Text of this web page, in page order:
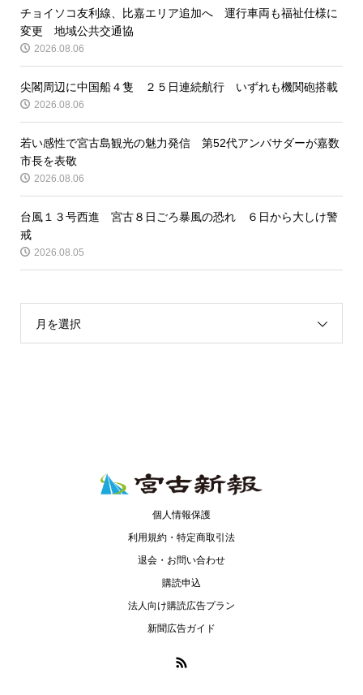
チョイソコ友利線、比嘉エリア追加へ 運行車両も福祉仕様に
変更 地域公共交通協
2026.08.06
尖閣周辺に中国船４隻 ２５日連続航行 いずれも機関砲搭載
2026.08.06
若い感性で宮古島観光の魅力発信 第52代アンバサダーが嘉数
市長を表敬
2026.08.06
台風１３号西進 宮古８日ごろ暴風の恐れ ６日から大しけ警
戒
2026.08.05
月を選択
個人情報保護
利用規約・特定商取引法
退会・お問い合わせ
購読申込
法人向け購読広告プラン
新聞広告ガイド